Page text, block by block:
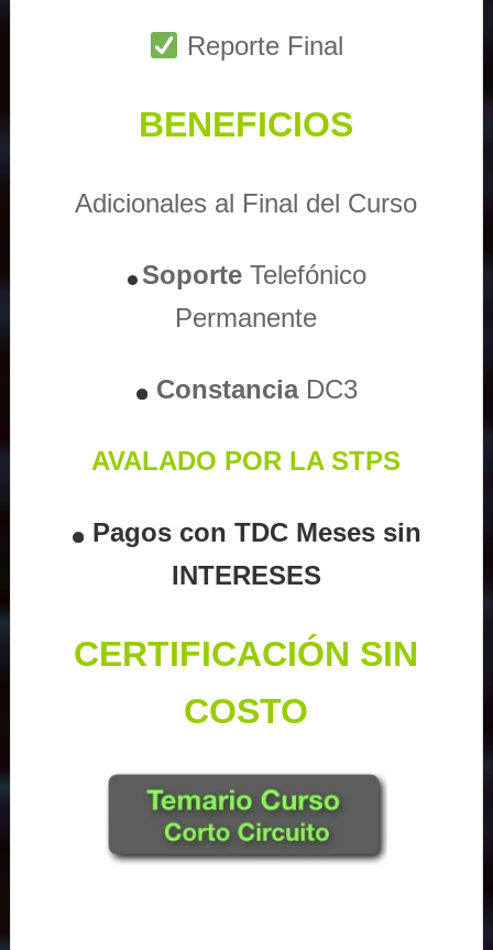
Reporte Final
BENEFICIOS
Adicionales al Final del Curso
Soporte Telefónico
Permanente
ConstanciaDC3
AVALADO POR LA STPS
Pagos con TDC Meses sin
INTERESES
CERTIFICACIÓN SIN
COSTO